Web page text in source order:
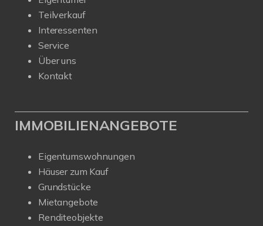
Teilverkauf
Interessenten
Service
Über uns
Kontakt
IMMOBILIENANGEBOTE
Eigentumswohnungen
Häuser zum Kauf
Grundstücke
Mietangebote
Renditeobjekte